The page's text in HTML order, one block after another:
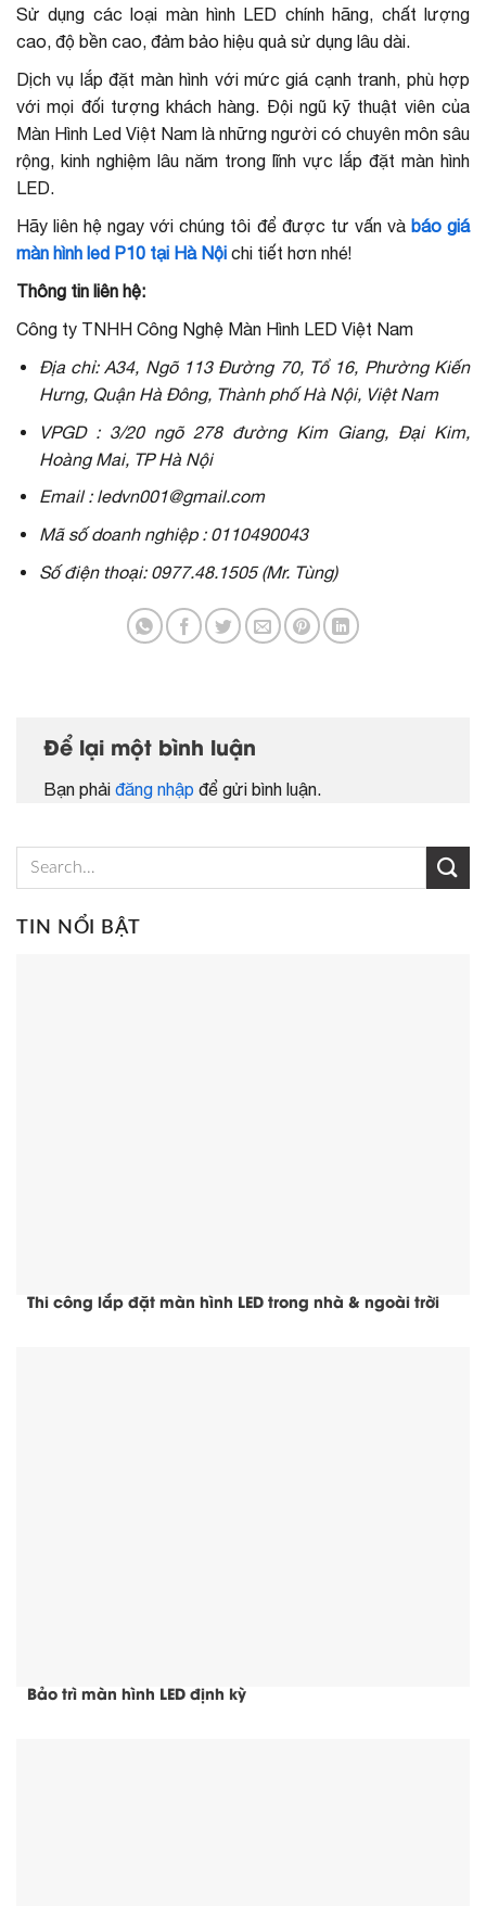
Sử dụng các loại màn hình LED chính hãng, chất lượng
cao, độ bền cao, đảm bảo hiệu quả sử dụng lâu dài.
Dịch vụ lắp đặt màn hình với mức giá cạnh tranh, phù hợp
với mọi đối tượng khách hàng. Đội ngũ kỹ thuật viên của
Màn Hình Led Việt Nam là những người có chuyên môn sâu
rộng, kinh nghiệm lâu năm trong lĩnh vực lắp đặt màn hình
LED.
Hãy liên hệ ngay với chúng tôi để được tư vấn và báo giá
màn hình led P10 tại Hà Nội chi tiết hơn nhé!
Thông tin liên hệ:
Công ty TNHH Công Nghệ Màn Hình LED Việt Nam
Địa chỉ: A34, Ngõ 113 Đường 70, Tổ 16, Phường Kiến
Hưng, Quận Hà Đông, Thành phố Hà Nội, Việt Nam
VPGD : 3/20 ngõ 278 đường Kim Giang, Đại Kim,
Hoàng Mai, TP Hà Nội
Email : ledvn001@gmail.com
Mã số doanh nghiệp : 0110490043
Số điện thoại: 0977.48.1505 (Mr. Tùng)
Để lại một bình luận
Bạn phải đăng nhập để gửi bình luận.
TIN NỔI BẬT
Thi công lắp đặt màn hình LED trong nhà & ngoài trời
Bảo trì màn hình LED định kỳ